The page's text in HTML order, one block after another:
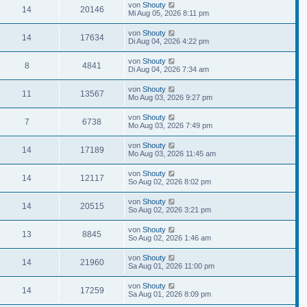
14 20146 von Shouty
Mi Aug 05, 2026 8:11 pm
14 17634 von Shouty
Di Aug 04, 2026 4:22 pm
8 4841 von Shouty
Di Aug 04, 2026 7:34 am
11 13567 von Shouty
Mo Aug 03, 2026 9:27 pm
7 6738 von Shouty
Mo Aug 03, 2026 7:49 pm
14 17189 von Shouty
Mo Aug 03, 2026 11:45 am
14 12117 von Shouty
So Aug 02, 2026 8:02 pm
14 20515 von Shouty
So Aug 02, 2026 3:21 pm
13 8845 von Shouty
So Aug 02, 2026 1:46 am
14 21960 von Shouty
Sa Aug 01, 2026 11:00 pm
14 17259 von Shouty
Sa Aug 01, 2026 8:09 pm